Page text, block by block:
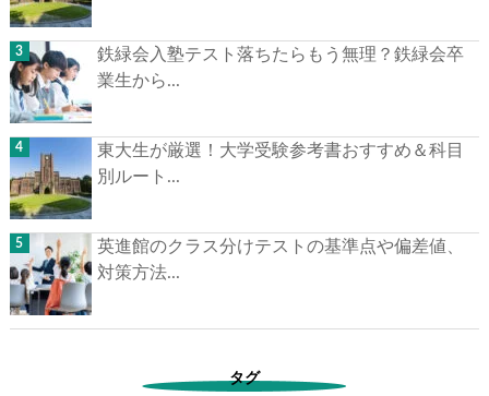
鉄緑会入塾テスト落ちたらもう無理？鉄緑会卒
業生から...
東大生が厳選！大学受験参考書おすすめ＆科目
別ルート...
英進館のクラス分けテストの基準点や偏差値、
対策方法...
タグ